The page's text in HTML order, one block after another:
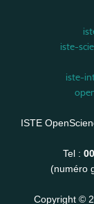
iste-
iste-
ISTE
Tel :
(numéro
Copyright ©